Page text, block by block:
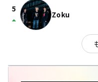
5
arrow_drop_up Zoku